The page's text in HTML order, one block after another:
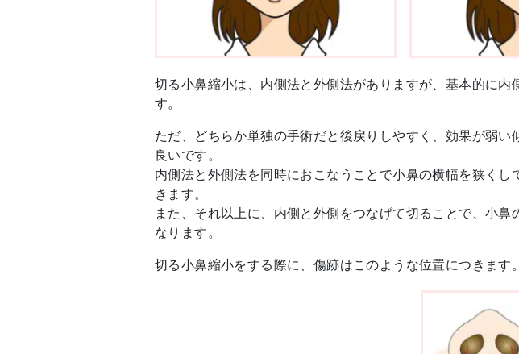
切る小鼻縮小は、内側法と外側法がありますが、基本的に
す。
ただ、どちらか単独の手術だと後戻りしやすく、効果が弱
良いです。
内側法と外側法を同時におこなうことで小鼻の横幅を狭く
きます。
また、それ以上に、内側と外側をつなげて切ることで、小
なります。
切る小鼻縮小をする際に、傷跡はこのような位置につきます。